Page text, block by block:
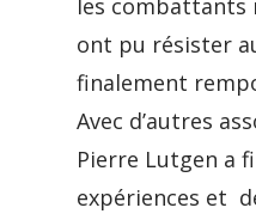
les
ont pu résister
finalement
Avec d’autres
Pierre Lutgen a
expériences et